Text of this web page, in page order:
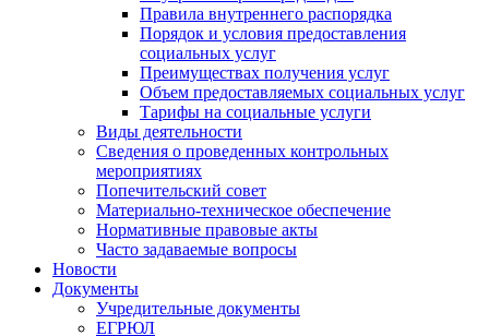
Правила внутреннего распорядка
Порядок и условия предоставления
социальных услуг
Преимуществах получения услуг
Объем предоставляемых социальных услуг
Тарифы на социальные услуги
Виды деятельности
Сведения о проведенных контрольных
мероприятиях
Попечительский совет
Материально-техническое обеспечение
Нормативные правовые акты
Часто задаваемые вопросы
Новости
Документы
Учредительные документы
ЕГРЮЛ